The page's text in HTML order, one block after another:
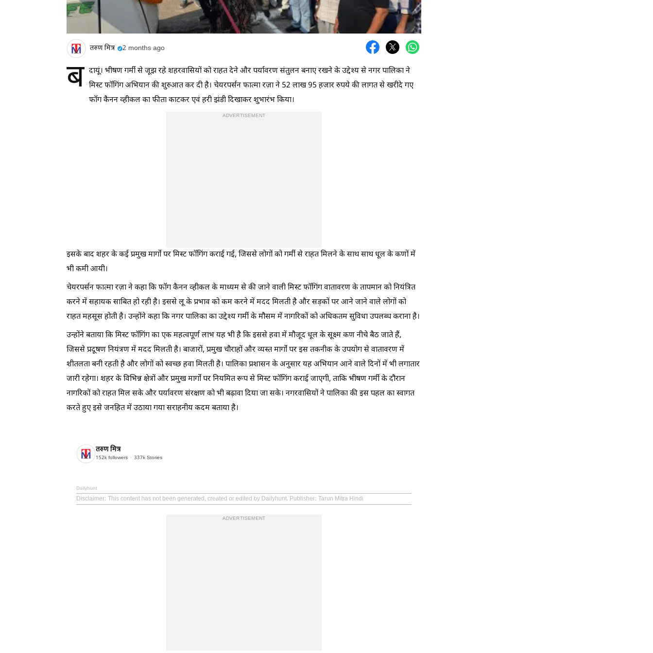
तरुण मित्र 2 months ago
ब दायूं। भीषण गर्मी से जूझ रहे शहरवासियों को राहत देने और पर्यावरण संतुलन बनाए रखने के उद्देश्य से नगर पालिका ने
मिस्ट फॉगिंग अभियान की शुरुआत कर दी है। चेयरपर्सन फात्मा रज़ा ने 52 लाख 95 हजार रुपये की लागत से खरीदे गए
फॉग कैनन व्हीकल का फीता काटकर एवं हरी झंडी दिखाकर शुभारंभ किया।
ADVERTISEMENT
इसके बाद शहर के कई प्रमुख मार्गों पर मिस्ट फॉगिंग कराई गई, जिससे लोगों को गर्मी से राहत मिलने के साथ साथ धूल के कणों में
भी कमी आयी।
चेयरपर्सन फात्मा रज़ा ने कहा कि फॉग कैनन व्हीकल के माध्यम से की जाने वाली मिस्ट फॉगिंग वातावरण के तापमान को नियंत्रित
करने में सहायक साबित हो रही है। इससे लू के प्रभाव को कम करने में मदद मिलती है और सड़कों पर आने जाने वाले लोगों को
राहत महसूस होती है। उन्होंने कहा कि नगर पालिका का उद्देश्य गर्मी के मौसम में नागरिकों को अधिकतम सुविधा उपलब्ध कराना है।
उन्होंने बताया कि मिस्ट फॉगिंग का एक महत्वपूर्ण लाभ यह भी है कि इससे हवा में मौजूद धूल के सूक्ष्म कण नीचे बैठ जाते हैं,
जिससे प्रदूषण नियंत्रण में मदद मिलती है। बाजारों, प्रमुख चौराहों और व्यस्त मार्गों पर इस तकनीक के उपयोग से वातावरण में
शीतलता बनी रहती है और लोगों को स्वच्छ हवा मिलती है। पालिका प्रशासन के अनुसार यह अभियान आने वाले दिनों में भी लगातार
जारी रहेगा। शहर के विभिन्न क्षेत्रों और प्रमुख मार्गों पर नियमित रूप से मिस्ट फॉगिंग कराई जाएगी, ताकि भीषण गर्मी के दौरान
नागरिकों को राहत मिल सके और पर्यावरण संरक्षण को भी बढ़ावा दिया जा सके। नगरवासियों ने पालिका की इस पहल का स्वागत
करते हुए इसे जनहित में उठाया गया सराहनीय कदम बताया है।
तरुण मित्र
152k followers 337k Stories
Dailyhunt
Disclaimer: This content has not been generated, created or edited by Dailyhunt. Publisher: Tarun Mitra Hindi
ADVERTISEMENT